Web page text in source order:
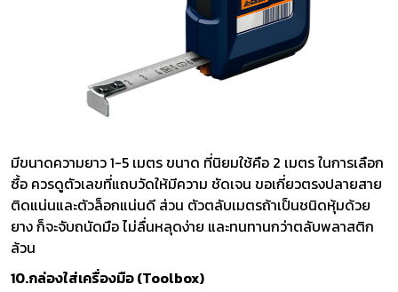
มีขนาดความยาว 1-5 เมตร ขนาด ที่นิยมใช้คือ 2 เมตร ในการเลือก
ซื้อ ควรดูตัวเลขที่แถบวัดให้มีความ ชัดเจน ขอเกี่ยวตรงปลายสาย
ติดแน่นและตัวล็อกแน่นดี ส่วน ตัวตลับเมตรถ้าเป็นชนิดหุ้มด้วย
ยาง ก็จะจับถนัดมือ ไม่ลื่นหลุดง่าย และทนทานกว่าตลับพลาสติก
ล้วน
10.กล่องใส่เครื่องมือ (Toolbox)